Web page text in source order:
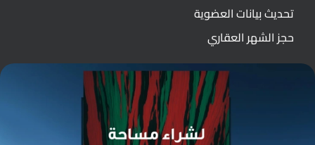
تحديث بيانات العضوية
حجز الشهر العقاري